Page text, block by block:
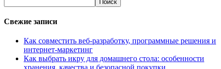
Свежие записи
Как совместить веб-разработку, программные решения и
интернет-маркетинг
Как выбрать икру для домашнего стола: особенности